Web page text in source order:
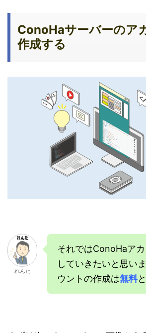
ConoHaサーバーのア
作成する
れんた
それではConoHaア
していきたいと思い
ウントの作成は無料